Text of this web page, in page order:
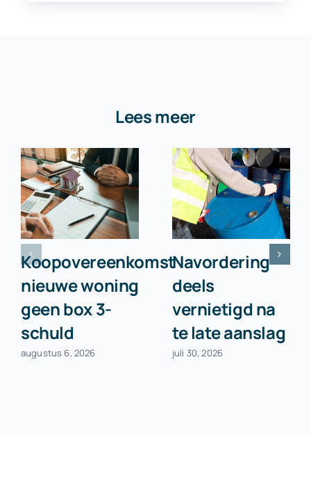
Lees meer
Koopovereenkomst
nieuwe woning
geen box 3-
schuld
augustus 6, 2026
Navordering
deels
vernietigd na
te late aanslag
juli 30, 2026